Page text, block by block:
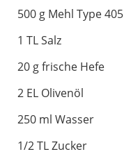
500 g Mehl Type 405
1 TL Salz
20 g frische Hefe
2 EL Olivenöl
250 ml Wasser
1/2 TL Zucker